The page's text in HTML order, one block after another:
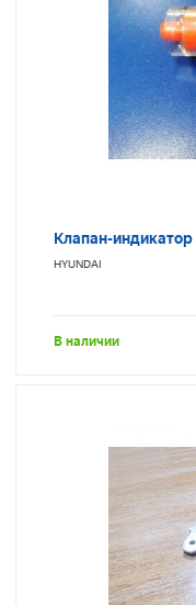
Клапан-
HYUNDAI
В наличии